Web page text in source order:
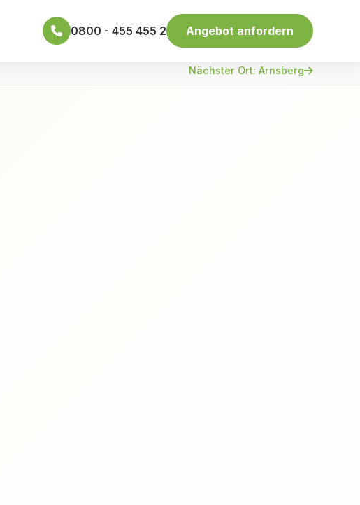
0800 - 455 455 2 Angebot anfordern
Nächster Ort: Arnsberg